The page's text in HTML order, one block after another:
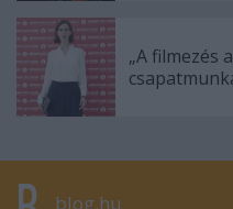
„A filmezés
blog.hu